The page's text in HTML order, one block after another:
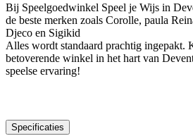
Bij Speelgoedwinkel Speel je Wijs in
de beste merken zoals Corolle, paula
Djeco en Sigikid
Alles wordt standaard prachtig ingepakt.
betoverende winkel in het hart van
speelse ervaring!
Specificaties